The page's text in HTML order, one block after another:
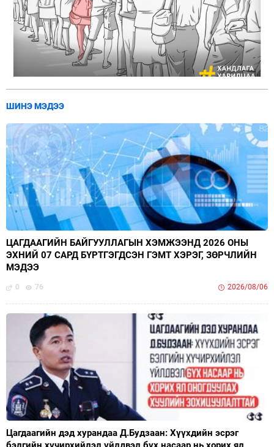
ШИНЭ МЭДЭЭ
ЦАГДААГИЙН БАЙГУУЛЛАГЫН ХЭМЖЭЭНД 2026 ОНЫ
ЭХНИЙ 07 САРД БҮРТГЭГДСЭН ГЭМТ ХЭРЭГ, ЗӨРЧЛИЙН
МЭДЭЭ
0 76 2026/08/06
Цагдаагийн дэд хурандаа Д.Будзаан: Хүүхдийн эсрэг